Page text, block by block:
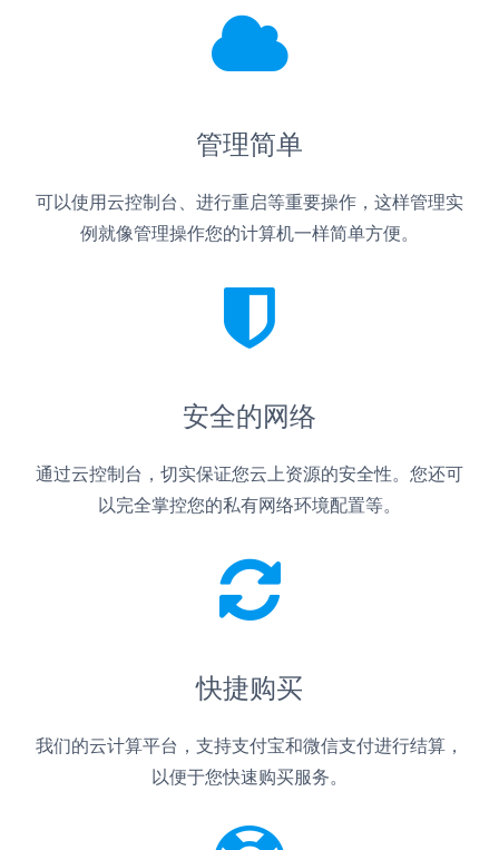
管理简单
可以使用云控制台、进行重启等重要操作，这样管理实
例就像管理操作您的计算机一样简单方便。
安全的网络
通过云控制台，切实保证您云上资源的安全性。您还可
以完全掌控您的私有网络环境配置等。
快捷购买
我们的云计算平台，支持支付宝和微信支付进行结算，
以便于您快速购买服务。